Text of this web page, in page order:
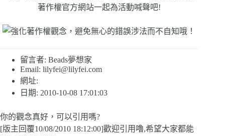
著作權官方網站一起為活動喊聲吧!
留言者: Beads夢想家
Email: lilyfei@lilyfei.com
網址:
日期: 2010-10-08 17:01:03
你的觀念真好，可以引用嗎?
[版主回覆10/08/2010 18:12:00]歡迎引用嚕,希望大家都能